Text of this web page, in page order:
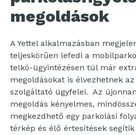
megoldások
A Yettel alkalmazásban
teljeskörűen lefedi a
telkó-ügyintézésen túl már
megoldásokat is élvezhetnek
szolgáltató ügyfelei. Az
megoldás kényelmes,
megkezdhető egy parkolási
térkép és élő értesítések